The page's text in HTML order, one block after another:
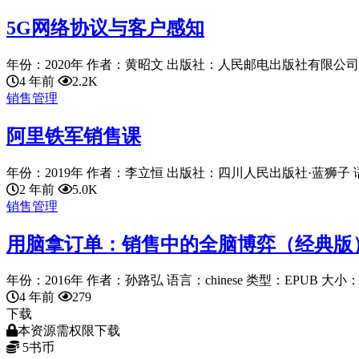
5G网络协议与客户感知
年份：2020年 作者：黄昭文 出版社：人民邮电出版社有限公
4 年前
2.2K
销售管理
阿里铁军销售课
年份：2019年 作者：李立恒 出版社：四川人民出版社·蓝狮子
2 年前
5.0K
销售管理
用脑拿订单：销售中的全脑博弈（经典版
年份：2016年 作者：孙路弘 语言：chinese 类型：EPUB 大小
4 年前
279
下载
本资源需权限下载
5书币